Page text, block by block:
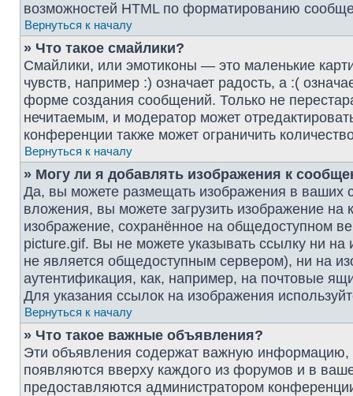
возможностей HTML по форматированию
Вернуться к началу
» Что такое смайлики?
Смайлики, или эмотиконы — это маленькие
чувств, например :) означает радость, а :(
форме создания сообщений. Только не
нечитаемым, и модератор может
конференции также может ограничить
Вернуться к началу
» Могу ли я добавлять изображения к
Да, вы можете размещать изображения в ваших
вложения, вы можете загрузить изображение
изображение, сохранённое на общедоступном
picture.gif. Вы не можете указывать ссылку ни
не является общедоступным сервером), ни на
аутентификация, как, например, на почтовые
Для указания ссылок на изображения
Вернуться к началу
» Что такое важные объявления?
Эти объявления содержат важную
появляются вверху каждого из форумов и в
предоставляются администратором